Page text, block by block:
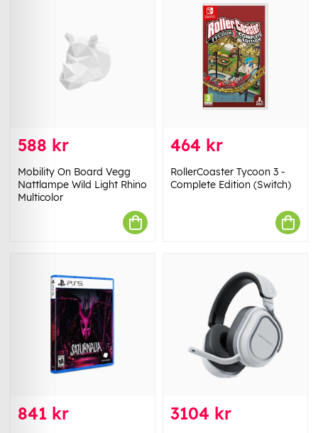
588 kr
Mobility On Board Vegg
Nattlampe Wild Light Rhino
Multicolor
464 kr
RollerCoaster Tycoon 3 -
Complete Edition (Switch)
841 kr 3104 kr